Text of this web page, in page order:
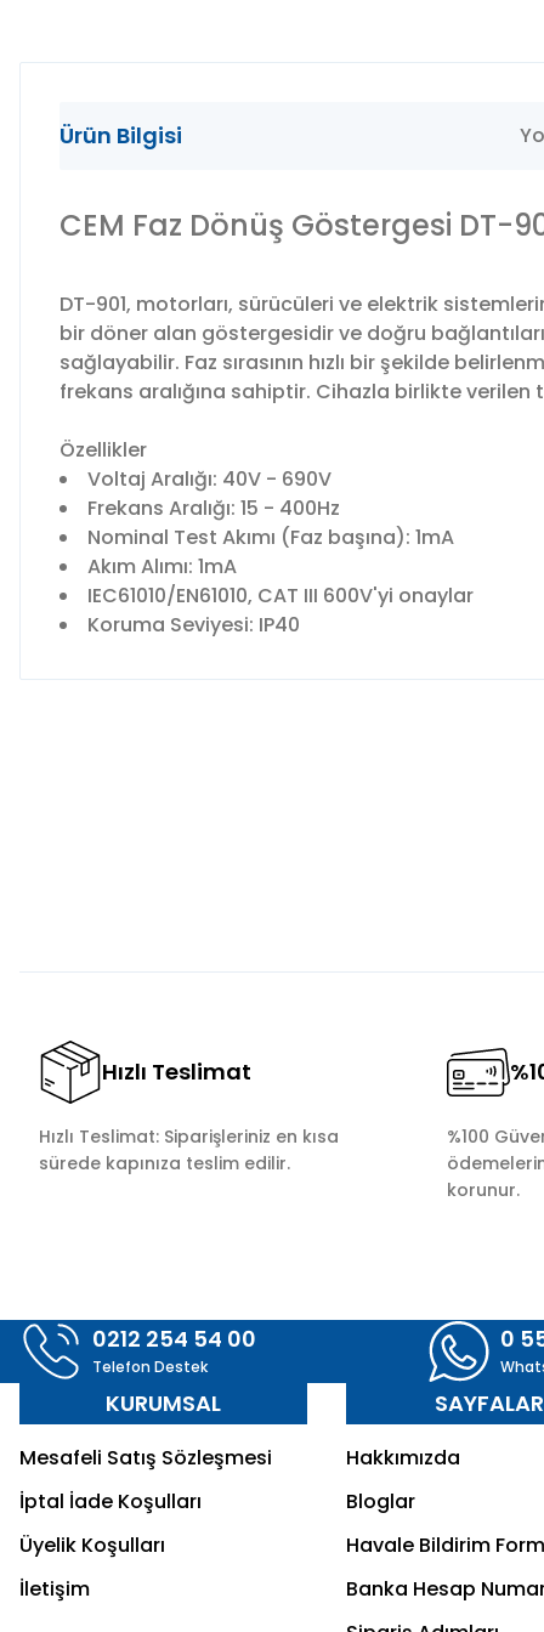
Ürün Bilgisi
CEM Faz Dönüş Göstergesi DT-
DT-901, motorları, sürücüleri ve elektrik
bir döner alan göstergesidir ve doğru
sağlayabilir. Faz sırasının hızlı bir şekilde
frekans aralığına sahiptir. Cihazla birlikte verilen
Özellikler
Voltaj Aralığı: 40V - 690V
Frekans Aralığı: 15 - 400Hz
Nominal Test Akımı (Faz başına): 1mA
Akım Alımı: 1mA
IEC61010/EN61010, CAT III 600V'yi onaylar
Koruma Seviyesi: IP40
Hızlı Teslimat
Hızlı Teslimat: Siparişleriniz en kısa
sürede kapınıza teslim edilir.
%100
korunur.
0212 254 54 00
Telefon Destek
0
KURUMSAL
Mesafeli Satış Sözleşmesi
İptal İade Koşulları
Üyelik Koşulları
İletişim
SAYFALAR
Hakkımızda
Bloglar
Havale Bildirim
Banka Hesap